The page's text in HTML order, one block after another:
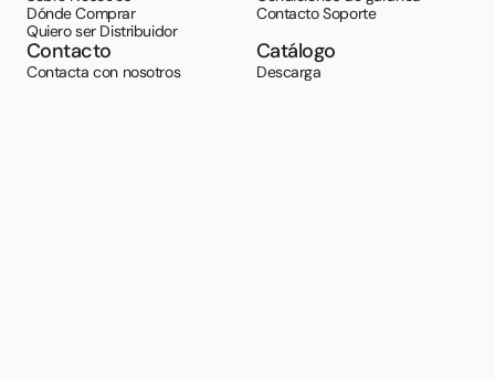
Dónde Comprar
Quiero ser Distribuidor
Contacto Soporte
Contacto
Contacta con nosotros
Catálogo
Descarga